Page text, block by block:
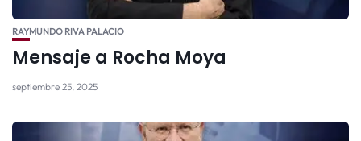
RAYMUNDO RIVA PALACIO
Mensaje a Rocha Moya
septiembre 25, 2025